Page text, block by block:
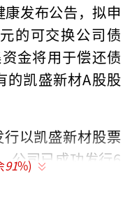
发布公告，拟申
的可交换公司债
金将用于偿还债
的凯盛新材A股股
以凯盛新材股票
公司已成功发行6
91%)